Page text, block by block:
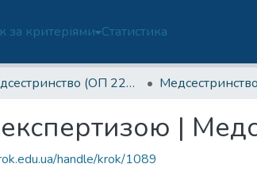
за критеріями Статистика
Медсестринство (ОП 223/I5-Б)
експертизою |
handle/krok/1089